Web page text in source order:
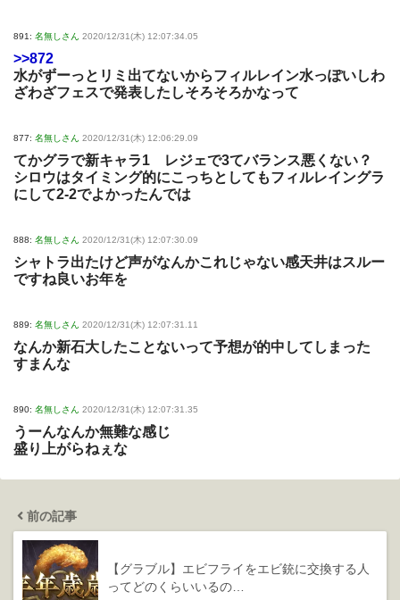
891: 名無しさん 2020/12/31(木) 12:07:34.05
>>872
水がずーっとリミ出てないからフィルレイン水っぽいしわ
ざわざフェスで発表したしそろそろかなって
877: 名無しさん 2020/12/31(木) 12:06:29.09
てかグラで新キャラ1 レジェで3てバランス悪くない？
シロウはタイミング的にこっちとしてもフィルレイングラ
にして2-2でよかったんでは
888: 名無しさん 2020/12/31(木) 12:07:30.09
シャトラ出たけど声がなんかこれじゃない感天井はスルー
ですね良いお年を
889: 名無しさん 2020/12/31(木) 12:07:31.11
なんか新石大したことないって予想が的中してしまった
すまんな
890: 名無しさん 2020/12/31(木) 12:07:31.35
うーんなんか無難な感じ
盛り上がらねぇな
前の記事
【グラブル】エビフライをエビ銃に交換する人
ってどのくらいいるの…